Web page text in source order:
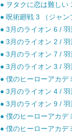
● ヲタクに恋は難しい
● 呪術廻戦 3 （ジャ
● 3月のライオン 6 /
● 3月のライオン 2 /
● 3月のライオン 7 /
● 3月のライオン 3 /
● 僕のヒーローアカデ
● 3月のライオン 4 /
● 3月のライオン 9 /
● 僕のヒーローアカデ
● 僕のヒーローアカデ